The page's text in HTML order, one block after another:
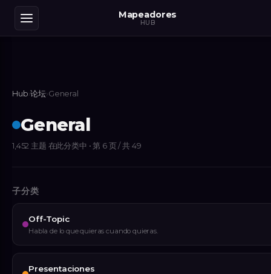
Mapeadores
HUB
Hub›论坛›General
General
1,452 主题 在此分类中 • 第 6 页 / 共 49
子分类
Off-Topic
Habla de lo que quieras cuando quieras.
Presentaciones